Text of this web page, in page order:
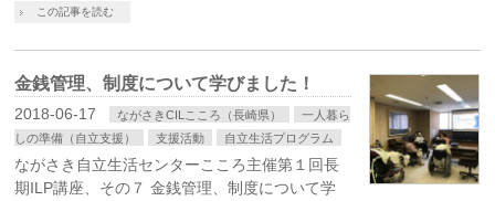
この記事を読む
金銭管理、制度について学びました！
2018-06-17 ながさきCILこころ（長崎県）
一人暮ら
しの準備（自立支援）
支援活動 自立生活プログラム
ながさき自立生活センターこころ主催第１回長
期ILP講座、その７ 金銭管理、制度について学